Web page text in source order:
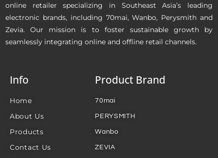
online retailer specializing in Southeast Asia’s leading
electronic brands, including 70mai, Wanbo, Perysmith and
Zevia. Our mission is to foster sustainable growth by
seamlessly integrating online and offline retail channels.
Info
Home
About Us
Products
Contact Us
Product Brand
70mai
PERYSMITH
Wanbo
ZEVIA